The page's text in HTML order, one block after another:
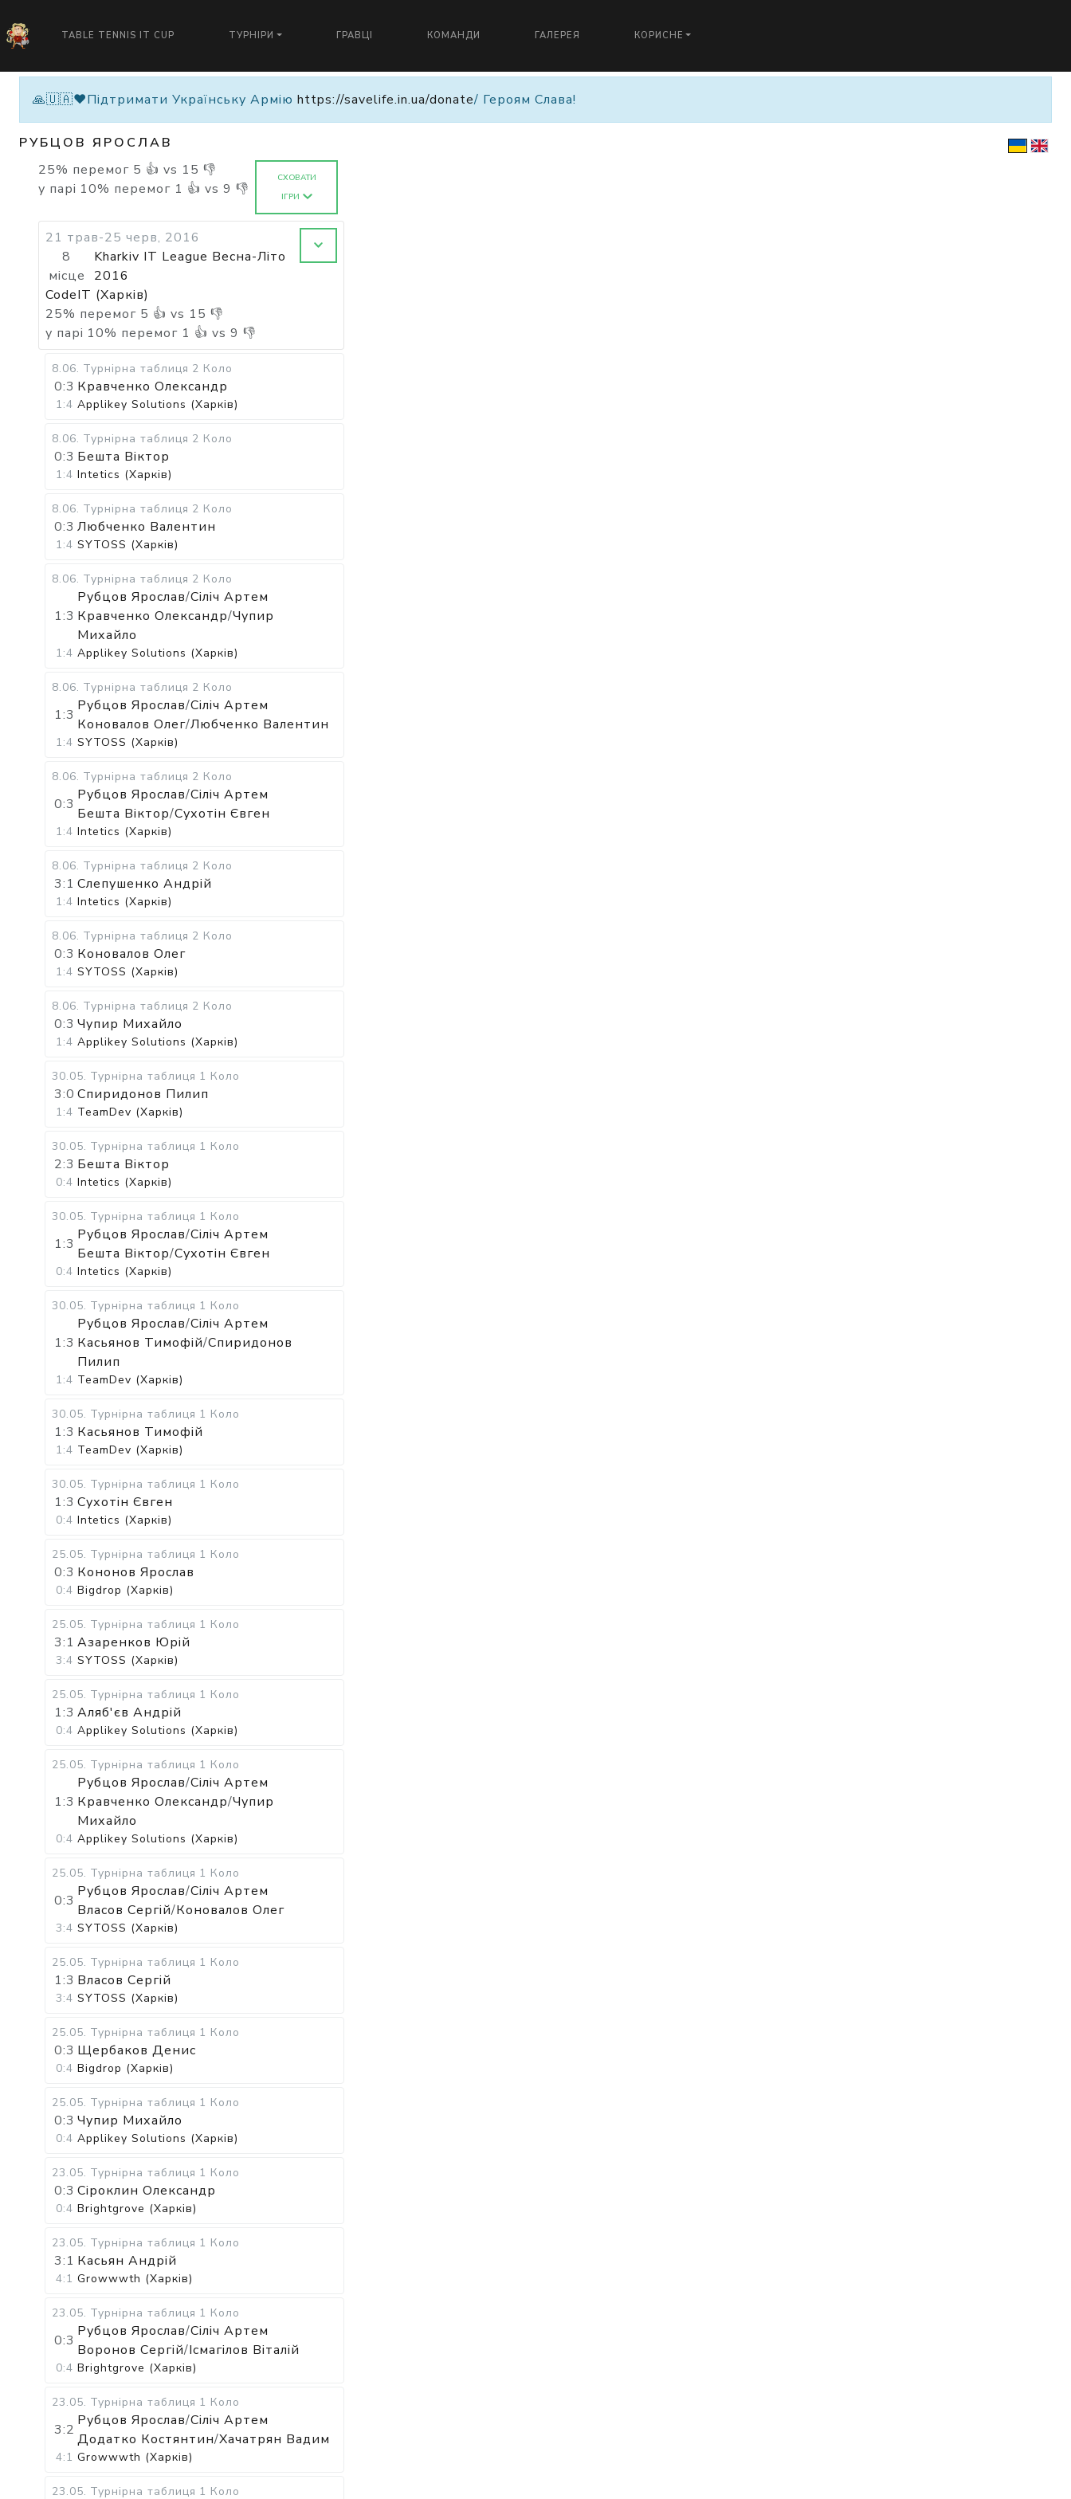
TABLE TENNIS IT CUP ТУРНІРИ ГРАВЦІ КОМАНДИ ГАЛЕРЕЯ КОРИСНЕ
🙏🇺🇦❤️Підтримати Українську Армію https://savelife.in.ua/donate/ Героям Слава!
РУБЦОВ ЯРОСЛАВ
25% перемог 5 👍 vs 15 👎
у парі 10% перемог 1 👍 vs 9 👎
СХОВАТИ
ІГРИ
21 трав-25 черв, 2016
8
місце
Kharkiv IT League Весна-Літо
2016
CodeIT (Харків)
25% перемог 5 👍 vs 15 👎
у парі 10% перемог 1 👍 vs 9 👎
8.06. Турнірна таблиця 2 Коло
0:3 Кравченко Олександр
1:4 Applikey Solutions (Харків)
8.06. Турнірна таблиця 2 Коло
0:3 Бешта Віктор
1:4 Intetics (Харків)
8.06. Турнірна таблиця 2 Коло
0:3 Любченко Валентин
1:4 SYTOSS (Харків)
8.06. Турнірна таблиця 2 Коло
1:3
Рубцов Ярослав/Сіліч Артем
Кравченко Олександр/Чупир
Михайло
1:4 Applikey Solutions (Харків)
8.06. Турнірна таблиця 2 Коло
1:3
Рубцов Ярослав/Сіліч Артем
Коновалов Олег/Любченко Валентин
1:4 SYTOSS (Харків)
8.06. Турнірна таблиця 2 Коло
0:3
Рубцов Ярослав/Сіліч Артем
Бешта Віктор/Сухотін Євген
1:4 Intetics (Харків)
8.06. Турнірна таблиця 2 Коло
3:1 Слепушенко Андрій
1:4 Intetics (Харків)
8.06. Турнірна таблиця 2 Коло
0:3 Коновалов Олег
1:4 SYTOSS (Харків)
8.06. Турнірна таблиця 2 Коло
0:3 Чупир Михайло
1:4 Applikey Solutions (Харків)
30.05. Турнірна таблиця 1 Коло
3:0 Спиридонов Пилип
1:4 TeamDev (Харків)
30.05. Турнірна таблиця 1 Коло
2:3 Бешта Віктор
0:4 Intetics (Харків)
30.05. Турнірна таблиця 1 Коло
1:3
Рубцов Ярослав/Сіліч Артем
Бешта Віктор/Сухотін Євген
0:4 Intetics (Харків)
30.05. Турнірна таблиця 1 Коло
1:3
Рубцов Ярослав/Сіліч Артем
Касьянов Тимофій/Спиридонов
Пилип
1:4 TeamDev (Харків)
30.05. Турнірна таблиця 1 Коло
1:3 Касьянов Тимофій
1:4 TeamDev (Харків)
30.05. Турнірна таблиця 1 Коло
1:3 Сухотін Євген
0:4 Intetics (Харків)
25.05. Турнірна таблиця 1 Коло
0:3 Кононов Ярослав
0:4 Bigdrop (Харків)
25.05. Турнірна таблиця 1 Коло
3:1 Азаренков Юрій
3:4 SYTOSS (Харків)
25.05. Турнірна таблиця 1 Коло
1:3 Аляб'єв Андрій
0:4 Applikey Solutions (Харків)
25.05. Турнірна таблиця 1 Коло
1:3
Рубцов Ярослав/Сіліч Артем
Кравченко Олександр/Чупир
Михайло
0:4 Applikey Solutions (Харків)
25.05. Турнірна таблиця 1 Коло
0:3
Рубцов Ярослав/Сіліч Артем
Власов Сергій/Коновалов Олег
3:4 SYTOSS (Харків)
25.05. Турнірна таблиця 1 Коло
1:3 Власов Сергій
3:4 SYTOSS (Харків)
25.05. Турнірна таблиця 1 Коло
0:3 Щербаков Денис
0:4 Bigdrop (Харків)
25.05. Турнірна таблиця 1 Коло
0:3 Чупир Михайло
0:4 Applikey Solutions (Харків)
23.05. Турнірна таблиця 1 Коло
0:3 Сіроклин Олександр
0:4 Brightgrove (Харків)
23.05. Турнірна таблиця 1 Коло
3:1 Касьян Андрій
4:1 Growwwth (Харків)
23.05. Турнірна таблиця 1 Коло
0:3
Рубцов Ярослав/Сіліч Артем
Воронов Сергій/Ісмагілов Віталій
0:4 Brightgrove (Харків)
23.05. Турнірна таблиця 1 Коло
3:2
Рубцов Ярослав/Сіліч Артем
Додатко Костянтин/Хачатрян Вадим
4:1 Growwwth (Харків)
23.05. Турнірна таблиця 1 Коло